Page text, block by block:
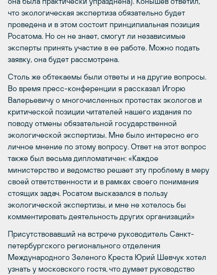
что экологическая экспертиза обязательно будет
проведена и в этом состоит принципиальная позиция
Росатома. Но он не знает, cмогут ли независимые
эксперты принять участие в ее работе. Можно подать
заявку, она будет рассмотрена.
Cтоль же обтекаемы были ответы и на другие вопросы.
Во время пресс-конференции я рассказал Игорю
Валерьевичу о многочисленных протестах экологов и
критической позиции читателей нашего издания по
поводу отмены обязательной государственной
экологической экспертизы. Мне было интересно его
личное мнение по этому вопросу. Ответ на этот вопрос
также был весьма дипломатичен: «Каждое
министерство и ведомство решает эту проблему в меру
своей ответственности и в рамках своего понимания
стоящих задач. Росатом высказался в пользу
экологической экспертизы, и мне не хотелось бы
комментировать деятельность других организаций»
Присутствовавший на встрече руководитель Санкт-
петербургского регионального отделения
Международного Зеленого Креста Юрий Шевчук хотел
узнать у московского гостя, что думает руководство